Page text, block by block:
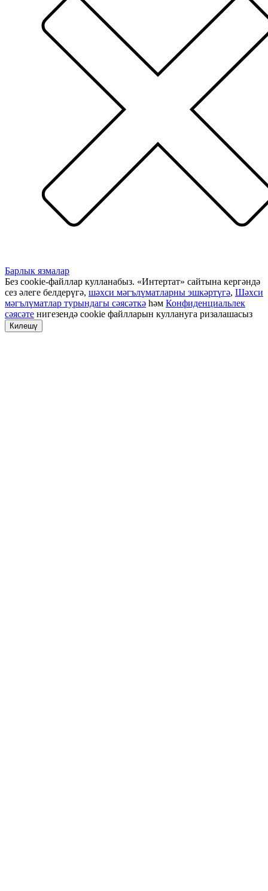
Барлык язмалар
Без cookie-файллар кулланабыз. «Интертат» сайтына кергәндә
сез әлеге белдерүгә, шәхси мәгълүматларны эшкәртүгә, Шәхси
мәгълүматлар турындагы сәясәткә һәм Конфиденциальлек
сәясәте нигезендә cookie файлларын куллануга ризалашасыз
Килешү